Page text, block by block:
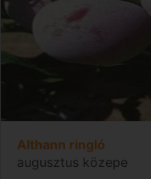
Althann ringló
augusztus közepe